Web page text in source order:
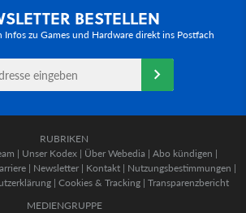
BESTELLEN
Infos zu Games und Hardware direkt ins Postfach
RUBRIKEN
| Unser Kodex | Über Webedia | Abo kündigen |
| Newsletter | Kontakt | Nutzungsbestimmungen |
| Cookies & Tracking | Transparenzbericht
MEDIENGRUPPE